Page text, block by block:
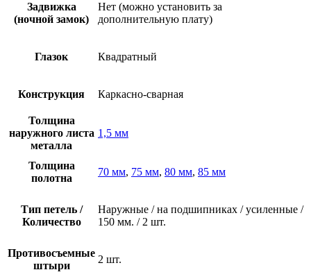
Задвижка
(ночной замок)
Нет (можно установить за
дополнительную плату)
Глазок Квадратный
Конструкция Каркасно-сварная
Толщина
наружного листа
металла
1,5 мм
Толщина
полотна
70 мм, 75 мм, 80 мм, 85 мм
Тип петель /
Количество
Наружные / на подшипниках / усиленные /
150 мм. / 2 шт.
Противосъемные
штыри
2 шт.